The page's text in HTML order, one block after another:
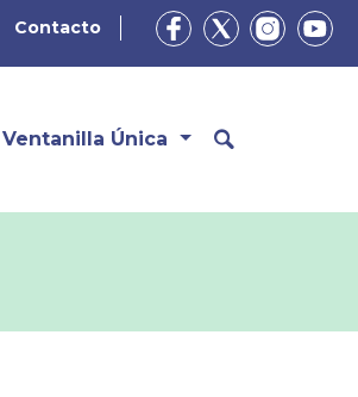
Contacto
Ventanilla Única